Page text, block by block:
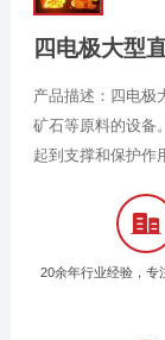
四电极大型
产品描述：四电极
矿石等原料的设备
起到支撑和保护作
四根电极，呈矩
20余年行业经验，专